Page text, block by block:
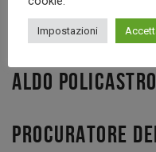
ALDO POLICASTRO
PROCURATORE
Impostazioni